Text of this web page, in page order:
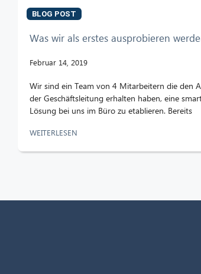
BLOG POST
Was wir als erstes ausprobieren
Februar 14, 2019
Wir sind ein Team von 4 Mitarbeitern die den
der Geschäftsleitung erhalten haben, eine
Lösung bei uns im Büro zu etablieren. Bereits
WEITERLESEN